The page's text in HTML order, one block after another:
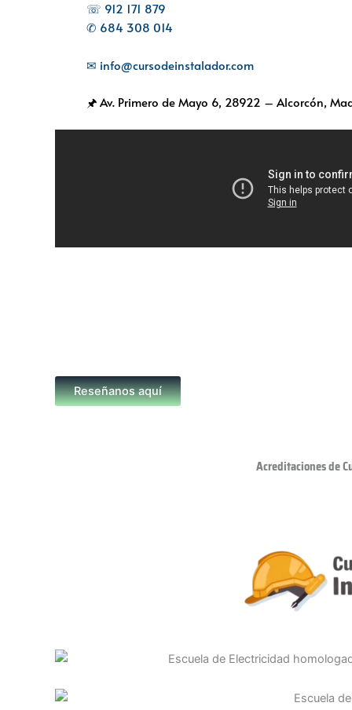
☏ 912 171 879
✆ 684 308 014
✉ info@cursodeinstalador.com
🖈 Av. Primero de Mayo 6, 28922 – Alcorcón,
Reseñanos aquí
Acreditaciones de